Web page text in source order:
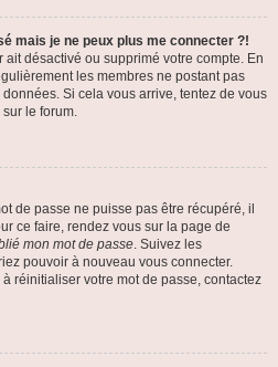
mais je ne peux plus me connecter ?!
ait désactivé ou supprimé votre compte. En
les membres ne postant pas
Si cela vous arrive, tentez de vous
le forum.
de passe ne puisse pas être récupéré, il
ce faire, rendez vous sur la page de
mon mot de passe. Suivez les
pouvoir à nouveau vous connecter.
réinitialiser votre mot de passe, contactez